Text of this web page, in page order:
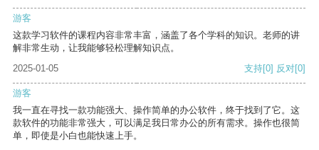
游客
这款学习软件的课程内容非常丰富，涵盖了各个学科的知识。老师的讲
解非常生动，让我能够轻松理解知识点。
2025-01-05
支持[0] 反对[0]
游客
我一直在寻找一款功能强大、操作简单的办公软件，终于找到了它。这
款软件的功能非常强大，可以满足我日常办公的所有需求。操作也很简
单，即使是小白也能快速上手。